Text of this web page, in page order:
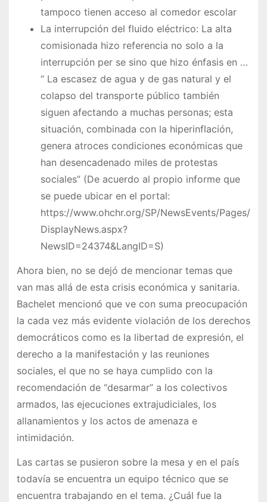
tampoco tienen acceso al comedor escolar
La interrupción del fluido eléctrico: La alta
comisionada hizo referencia no solo a la
interrupción per se sino que hizo énfasis en …
“ La escasez de agua y de gas natural y el
colapso del transporte público también
siguen afectando a muchas personas; esta
situación, combinada con la hiperinflación,
genera atroces condiciones económicas que
han desencadenado miles de protestas
sociales” (De acuerdo al propio informe que
se puede ubicar en el portal:
https://www.ohchr.org/SP/NewsEvents/Pages/
DisplayNews.aspx?
NewsID=24374&LangID=S)
Ahora bien, no se dejó de mencionar temas que
van mas allá de esta crisis económica y sanitaria.
Bachelet mencionó que ve con suma preocupación
la cada vez más evidente violación de los derechos
democráticos como es la libertad de expresión, el
derecho a la manifestación y las reuniones
sociales, el que no se haya cumplido con la
recomendación de “desarmar” a los colectivos
armados, las ejecuciones extrajudiciales, los
allanamientos y los actos de amenaza e
intimidación.
Las cartas se pusieron sobre la mesa y en el país
todavía se encuentra un equipo técnico que se
encuentra trabajando en el tema. ¿Cuál fue la